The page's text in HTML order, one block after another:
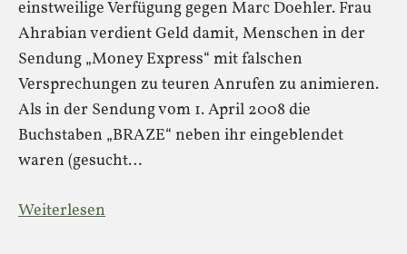
einstweilige Verfügung gegen Marc Doehler. Frau
Ahrabian verdient Geld damit, Menschen in der
Sendung „Money Express“ mit falschen
Versprechungen zu teuren Anrufen zu animieren.
Als in der Sendung vom 1. April 2008 die
Buchstaben „BRAZE“ neben ihr eingeblendet
waren (gesucht…
Weiterlesen